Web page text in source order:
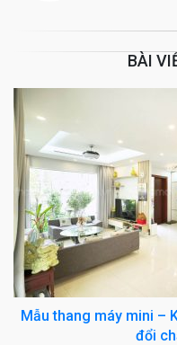
BÀI
Mẫu thang máy mini –
đổi